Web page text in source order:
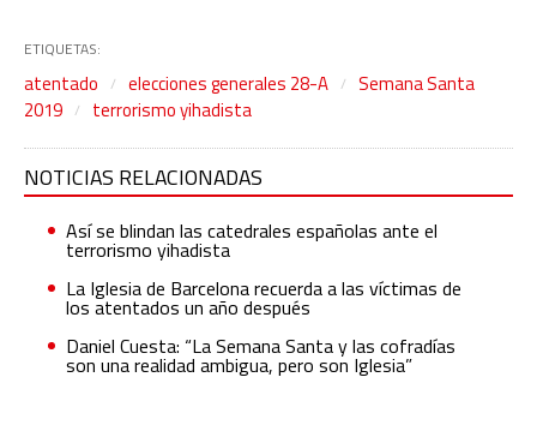
ETIQUETAS:
atentado elecciones generales 28-A
Semana Santa
2019
terrorismo yihadista
NOTICIAS RELACIONADAS
Así se blindan las catedrales españolas ante el
terrorismo yihadista
La Iglesia de Barcelona recuerda a las víctimas de
los atentados un año después
Daniel Cuesta: “La Semana Santa y las cofradías
son una realidad ambigua, pero son Iglesia”